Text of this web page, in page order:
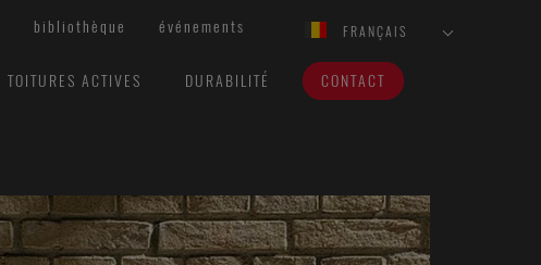
bibliothèque événements FRANÇAIS
TOITURES ACTIVES DURABILITÉ CONTACT